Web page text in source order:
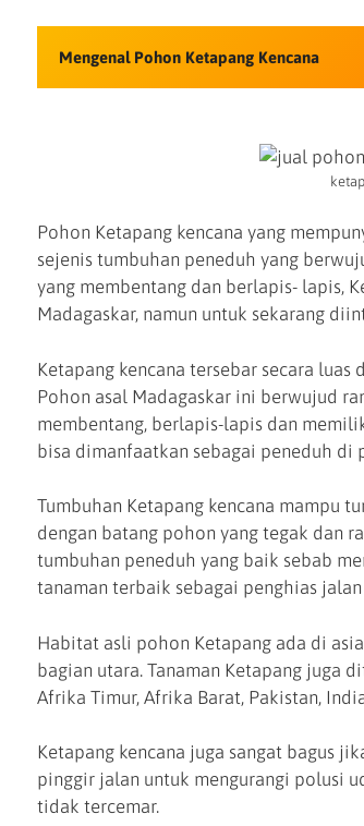
Mengenal Pohon Ketapang Kencana
Pohon Ketapang kencana yang
sejenis tumbuhan peneduh yang
yang membentang dan berlapis- lapis,
Madagaskar, namun untuk sekarang
Ketapang kencana tersebar secara
Pohon asal Madagaskar ini berwujud
membentang, berlapis-lapis dan
bisa dimanfaatkan sebagai peneduh di
Tumbuhan Ketapang kencana mampu
dengan batang pohon yang tegak dan
tumbuhan peneduh yang baik sebab
tanaman terbaik sebagai penghias
Habitat asli pohon Ketapang ada di
bagian utara. Tanaman Ketapang juga
Afrika Timur, Afrika Barat, Pakistan,
Ketapang kencana juga sangat bagus
pinggir jalan untuk mengurangi polusi
tidak tercemar.